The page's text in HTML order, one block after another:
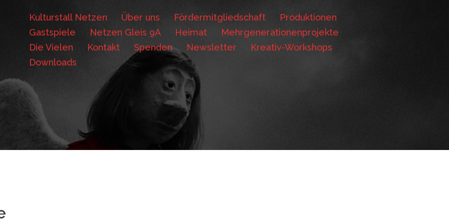
Kulturstall Netzen Über uns Fördermitgliedschaft
Produktionen
Gastspiele
Netzen Gleis 9A Heimat
Mehrgenerationenprojekte
Die Vielen
Kontakt Spenden Newsletter
Kreativ-Workshops
Downloads